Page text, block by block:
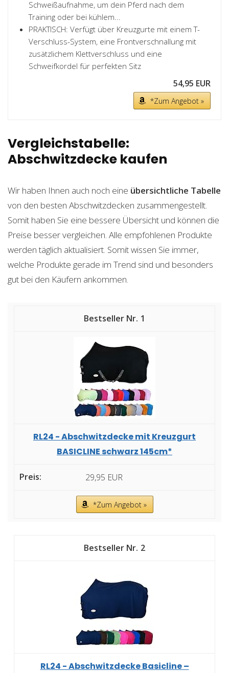
Schweißaufnahme, um dein Pferd nach dem
Training oder bei kühlem...
PRAKTISCH: Verfügt über Kreuzgurte mit einem T-
Verschluss-System, eine Frontverschnallung mit
zusätzlichem Klettverschluss und eine
Schweifkordel für perfekten Sitz
54,95 EUR
*Zum Angebot »
Vergleichstabelle:
Abschwitzdecke kaufen
Wir haben Ihnen auch noch eine übersichtliche Tabelle
von den besten Abschwitzdecken zusammengestellt.
Somit haben Sie eine bessere Übersicht und können die
Preise besser vergleichen. Alle empfohlenen Produkte
werden täglich aktualisiert. Somit wissen Sie immer,
welche Produkte gerade im Trend sind und besonders
gut bei den Käufern ankommen.
1
RL24 - Abschwitzdecke mit Kreuzgurt
BASICLINE schwarz 145cm*
29,95 EUR
*Zum Angebot »
2
RL24 - Abschwitzdecke Basicline –